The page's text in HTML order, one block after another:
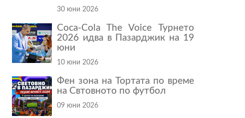
30 юни 2026
Coca-Cola The Voice Турнето
2026 идва в Пазарджик на 19
юни
10 юни 2026
Фен зона на Тортата по време
на Свтовното по футбол
09 юни 2026